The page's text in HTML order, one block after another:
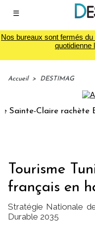
☰
Nos bureaux sont fermés
quotidienne
Accueil > DESTIMAG
Claire rachète
Tourisme
français en
Stratégie Nationale
Durable 2035